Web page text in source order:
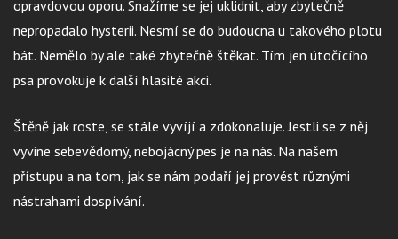
opravdovou oporu. Snažíme se jej uklidnit, aby zbytečně
nepropadalo hysterii. Nesmí se do budoucna u takového plotu
bát. Nemělo by ale také zbytečně štěkat. Tím jen útočícího
psa provokuje k další hlasité akci.
Štěně jak roste, se stále vyvíjí a zdokonaluje. Jestli se z něj
vyvine sebevědomý, nebojácný pes je na nás. Na našem
přístupu a na tom, jak se nám podaří jej provést různými
nástrahami dospívání.